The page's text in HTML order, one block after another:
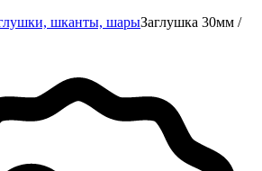
шканты, шарыЗаглушка 30мм /